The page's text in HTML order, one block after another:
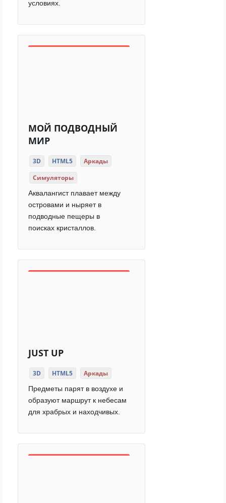
условиях.
МОЙ ПОДВОДНЫЙ
МИР
3D HTML5
Аркады
Симуляторы
Аквалангист плавает между
островами и ныряет в
подводные пещеры в
поисках кристаллов.
JUST UP
3D HTML5 Аркады
Предметы парят в воздухе и
образуют маршрут к небесам
для храбрых и находчивых.